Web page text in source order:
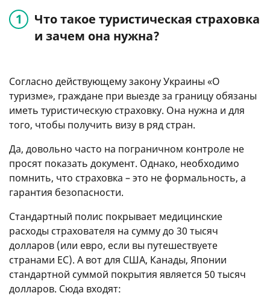
Что такое туристическая страховка
и зачем она нужна?
Согласно действующему закону Украины «О
туризме», граждане при выезде за границу обязаны
иметь туристическую страховку. Она нужна и для
того, чтобы получить визу в ряд стран.
Да, довольно часто на пограничном контроле не
просят показать документ. Однако, необходимо
помнить, что страховка – это не формальность, а
гарантия безопасности.
Стандартный полис покрывает медицинские
расходы страхователя на сумму до 30 тысяч
долларов (или евро, если вы путешествуете
странами ЕС). А вот для США, Канады, Японии
стандартной суммой покрытия является 50 тысяч
долларов. Сюда входят: